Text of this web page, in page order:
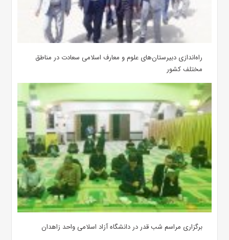
‌راه‌اندازی دبیرستان‌های علوم و معارف اسلامی سعادت در مناطق
مختلف کشور
برگزاری مراسم شب قدر در دانشگاه آزاد اسلامی واحد زاهدان